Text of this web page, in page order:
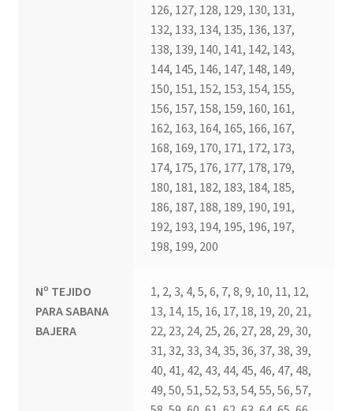
126, 127, 128, 129, 130, 131,
132, 133, 134, 135, 136, 137,
138, 139, 140, 141, 142, 143,
144, 145, 146, 147, 148, 149,
150, 151, 152, 153, 154, 155,
156, 157, 158, 159, 160, 161,
162, 163, 164, 165, 166, 167,
168, 169, 170, 171, 172, 173,
174, 175, 176, 177, 178, 179,
180, 181, 182, 183, 184, 185,
186, 187, 188, 189, 190, 191,
192, 193, 194, 195, 196, 197,
198, 199, 200
Nº TEJIDO
PARA SABANA
BAJERA
1, 2, 3, 4, 5, 6, 7, 8, 9, 10, 11, 12,
13, 14, 15, 16, 17, 18, 19, 20, 21,
22, 23, 24, 25, 26, 27, 28, 29, 30,
31, 32, 33, 34, 35, 36, 37, 38, 39,
40, 41, 42, 43, 44, 45, 46, 47, 48,
49, 50, 51, 52, 53, 54, 55, 56, 57,